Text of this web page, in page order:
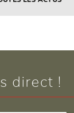
direct !